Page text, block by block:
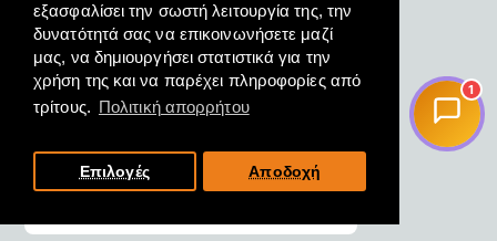
εξασφαλίσει την σωστή λειτουργία της, την
δυνατότητά σας να επικοινωνήσετε μαζί
μας, να δημιουργήσει στατιστικά για την
χρήση της και να παρέχει πληροφορίες από
τρίτους. Πολιτική απορρήτου
Επιλογές Αποδοχή
Άψογη εξυπηρέτηση γρήγορη
και κατατοπιστική και η
παραλαβή του προϊόντος
άμεση.
19/10/2022
1